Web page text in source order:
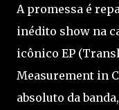
A promessa é
inédito show na
icônico EP
Measurement in
absoluto da